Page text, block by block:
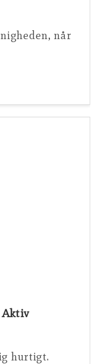
når
hurtigt.